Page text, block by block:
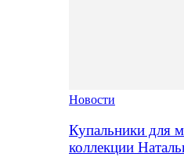
Новости
Купальники для
коллекции